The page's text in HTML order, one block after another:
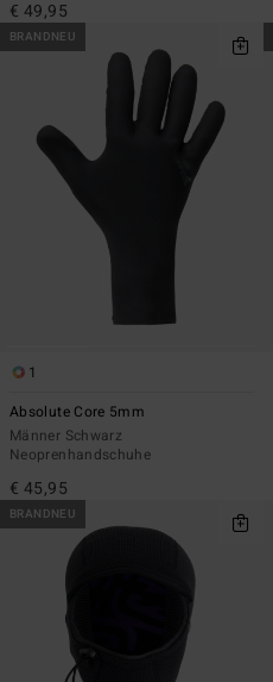
€ 49,95
BRANDNEU
1
Absolute Core 5mm
Männer Schwarz
Neoprenhandschuhe
€ 45,95
BRANDNEU